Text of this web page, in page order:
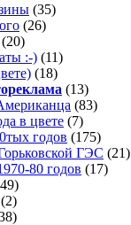
(35)
(26)
(20)
:-) (11)
(18)
(13)
(83)
в цвете (7)
годов (175)
ГЭС (21)
80 годов (17)
(2)